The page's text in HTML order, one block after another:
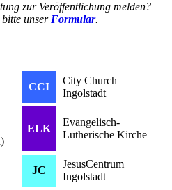
zur Veröffentlichung melden?
bitte unserFormular.
CCI
City Church
Ingolstadt
ELK
Evangelisch-
Lutherische Kirche
JC
JesusCentrum
Ingolstadt